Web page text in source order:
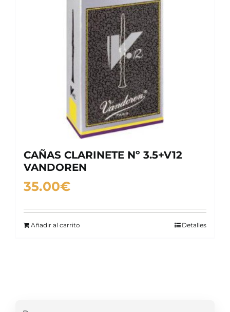
CAÑAS CLARINETE Nº 3.5+V12
VANDOREN
35.00€
Añadir al carrito Detalles